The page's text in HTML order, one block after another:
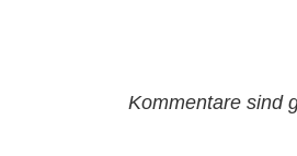
Kommentare sind